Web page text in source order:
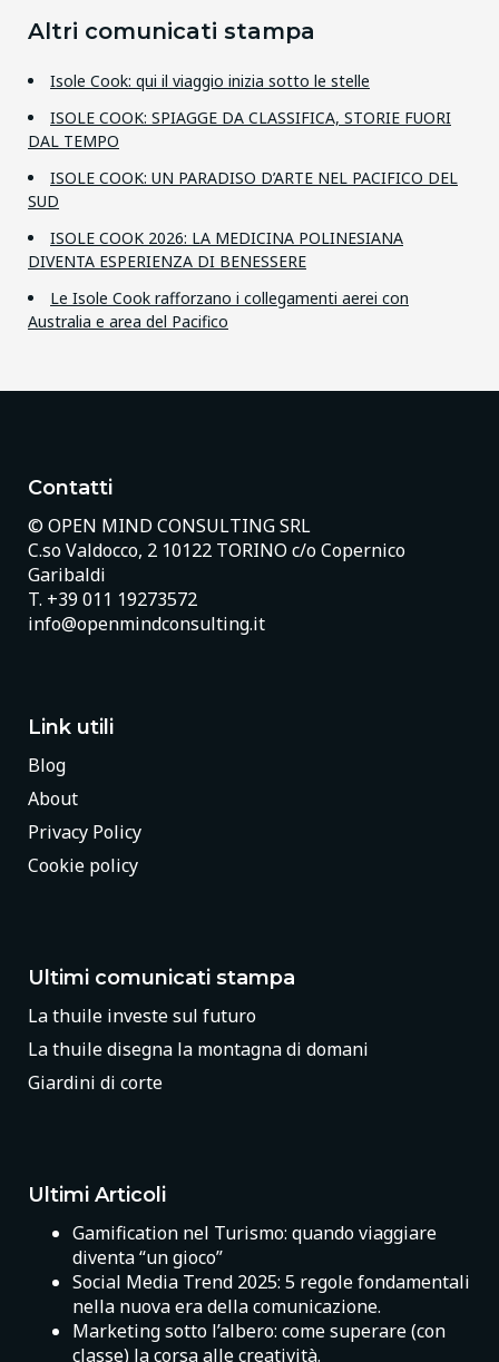
Altri comunicati stampa
Isole Cook: qui il viaggio inizia sotto le stelle
ISOLE COOK: SPIAGGE DA CLASSIFICA, STORIE FUORI
DAL TEMPO
ISOLE COOK: UN PARADISO D’ARTE NEL PACIFICO DEL
SUD
ISOLE COOK 2026: LA MEDICINA POLINESIANA
DIVENTA ESPERIENZA DI BENESSERE
Le Isole Cook rafforzano i collegamenti aerei con
Australia e area del Pacifico
Contatti
© OPEN MIND CONSULTING SRL
C.so Valdocco, 2 10122 TORINO c/o Copernico
Garibaldi
T. +39 011 19273572
info@openmindconsulting.it
Link utili
Blog
About
Privacy Policy
Cookie policy
Ultimi comunicati stampa
La thuile investe sul futuro
La thuile disegna la montagna di domani
Giardini di corte
Ultimi Articoli
Gamification nel Turismo: quando viaggiare
diventa “un gioco”
Social Media Trend 2025: 5 regole fondamentali
nella nuova era della comunicazione.
Marketing sotto l’albero: come superare (con
classe) la corsa alle creatività.